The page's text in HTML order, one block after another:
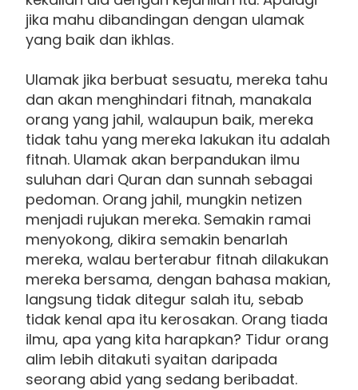
jika mahu dibandingan dengan ulamak
yang baik dan ikhlas.
Ulamak jika berbuat sesuatu, mereka tahu
dan akan menghindari fitnah, manakala
orang yang jahil, walaupun baik, mereka
tidak tahu yang mereka lakukan itu adalah
fitnah. Ulamak akan berpandukan ilmu
suluhan dari Quran dan sunnah sebagai
pedoman. Orang jahil, mungkin netizen
menjadi rujukan mereka. Semakin ramai
menyokong, dikira semakin benarlah
mereka, walau berterabur fitnah dilakukan
mereka bersama, dengan bahasa makian,
langsung tidak ditegur salah itu, sebab
tidak kenal apa itu kerosakan. Orang tiada
ilmu, apa yang kita harapkan? Tidur orang
alim lebih ditakuti syaitan daripada
seorang abid yang sedang beribadat.